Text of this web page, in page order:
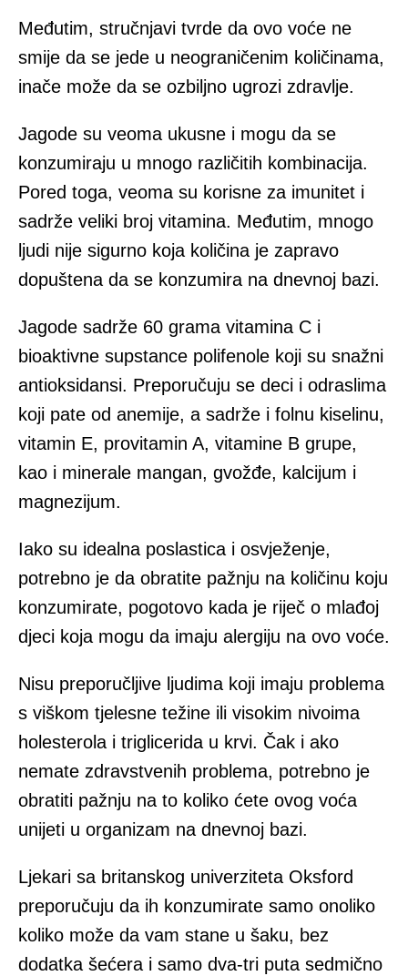
Međutim, stručnjavi tvrde da ovo voće ne
smije da se jede u neograničenim količinama,
inače može da se ozbiljno ugrozi zdravlje.
Jagode su veoma ukusne i mogu da se
konzumiraju u mnogo različitih kombinacija.
Pored toga, veoma su korisne za imunitet i
sadrže veliki broj vitamina. Međutim, mnogo
ljudi nije sigurno koja količina je zapravo
dopuštena da se konzumira na dnevnoj bazi.
Jagode sadrže 60 grama vitamina C i
bioaktivne supstance polifenole koji su snažni
antioksidansi. Preporučuju se deci i odraslima
koji pate od anemije, a sadrže i folnu kiselinu,
vitamin E, provitamin A, vitamine B grupe,
kao i minerale mangan, gvožđe, kalcijum i
magnezijum.
Iako su idealna poslastica i osvježenje,
potrebno je da obratite pažnju na količinu koju
konzumirate, pogotovo kada je riječ o mlađoj
djeci koja mogu da imaju alergiju na ovo voće.
Nisu preporučljive ljudima koji imaju problema
s viškom tjelesne težine ili visokim nivoima
holesterola i triglicerida u krvi. Čak i ako
nemate zdravstvenih problema, potrebno je
obratiti pažnju na to koliko ćete ovog voća
unijeti u organizam na dnevnoj bazi.
Ljekari sa britanskog univerziteta Oksford
preporučuju da ih konzumirate samo onoliko
koliko može da vam stane u šaku, bez
dodatka šećera i samo dva-tri puta sedmično